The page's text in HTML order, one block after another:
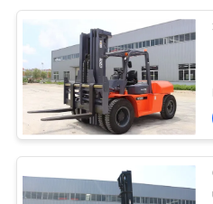
Container
Stacker